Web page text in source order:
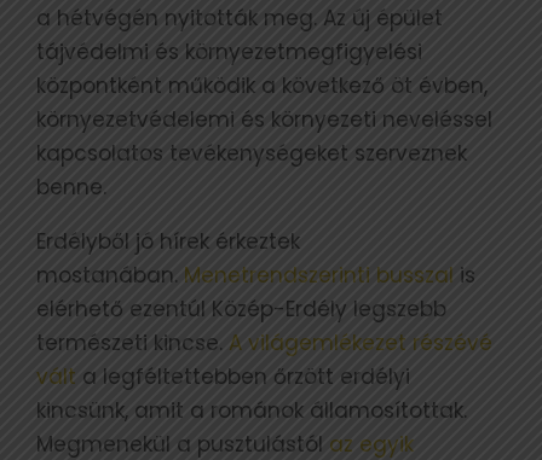
a hétvégén nyitották meg. Az új épület
tájvédelmi és környezetmegfigyelési
központként működik a következő öt évben,
környezetvédelemi és környezeti neveléssel
kapcsolatos tevékenységeket szerveznek
benne.
Erdélyből jó hírek érkeztek
mostanában. Menetrendszerinti busszal is
elérhető ezentúl Közép-Erdély legszebb
természeti kincse. A világemlékezet részévé
vált a legféltettebben őrzött erdélyi
kincsünk, amit a románok államosítottak.
Megmenekül a pusztulástól az egyik